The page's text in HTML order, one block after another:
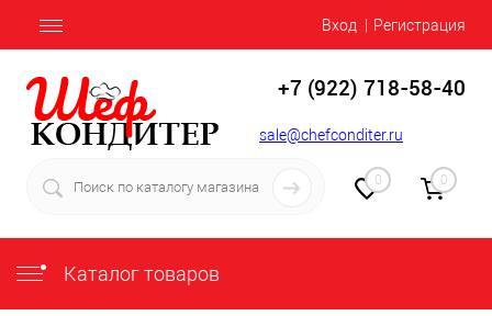
Вход Регистрация
+7 (922) 718-58-40
sale@chefconditer.ru
0 0
Каталог товаров